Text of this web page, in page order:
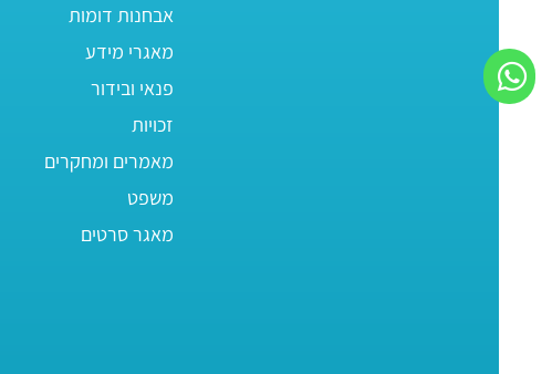
אבחנות דומות
מאגרי מידע
פנאי ובידור
זכויות
מאמרים ומחקרים
משפט
מאגר סרטים